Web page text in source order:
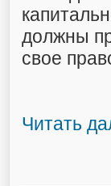
должны
свое
Читать